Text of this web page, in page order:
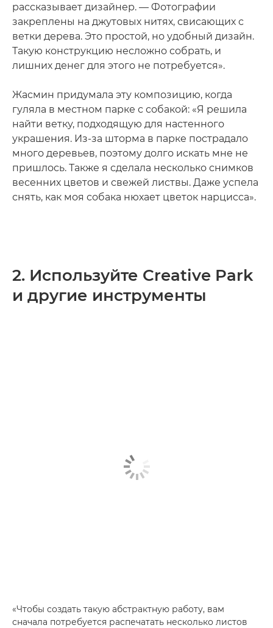
рассказывает дизайнер. — Фотографии
закреплены на джутовых нитях, свисающих с
ветки дерева. Это простой, но удобный дизайн.
Такую конструкцию несложно собрать, и
лишних денег для этого не потребуется».
Жасмин придумала эту композицию, когда
гуляла в местном парке с собакой: «Я решила
найти ветку, подходящую для настенного
украшения. Из-за шторма в парке пострадало
много деревьев, поэтому долго искать мне не
пришлось. Также я сделала несколько снимков
весенних цветов и свежей листвы. Даже успела
снять, как моя собака нюхает цветок нарцисса».
2. Используйте Creative Park
и другие инструменты
«Чтобы создать такую абстрактную работу, вам
сначала потребуется распечатать несколько листов